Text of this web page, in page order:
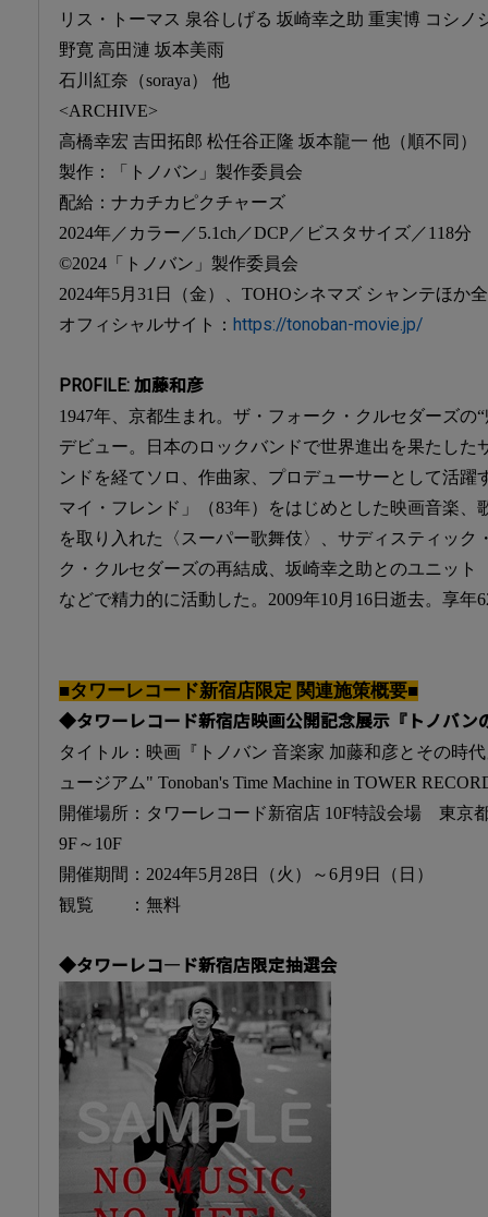
リス・トーマス 泉谷しげる 坂崎幸之助 重実博 コシノ
野寛 高田漣 坂本美雨
石川紅奈（soraya） 他
<ARCHIVE>
高橋幸宏 吉田拓郎 松任谷正隆 坂本龍一 他（順不同）
製作：「トノバン」製作委員会
配給：ナカチカピクチャーズ
2024年／カラー／5.1ch／DCP／ビスタサイズ／118分
©2024「トノバン」製作委員会
2024年5月31日（金）、TOHOシネマズ シャンテほか
オフィシャルサイト： https://tonoban-movie.jp/
PROFILE: 加藤和彦
1947年、京都生まれ。ザ・フォーク・クルセダーズの
デビュー。日本のロックバンドで世界進出を果たした
ンドを経てソロ、作曲家、プロデューサーとして活躍
マイ・フレンド」（83年）をはじめとした映画音楽、
を取り入れた〈スーパー歌舞伎〉、サディスティック
ク・クルセダーズの再結成、坂崎幸之助とのユニッ
などで精力的に活動した。2009年10月16日逝去。享年
■タワーレコード新宿店限定 関連施策概要■
◆タワーレコード新宿店映画公開記念展示『トノバン
タイトル：映画『トノバン 音楽家 加藤和彦とその時
ュージアム" Tonoban's Time Machine in TOWER
開催場所：タワーレコード新宿店 10F特設会場 東京
9F～10F
開催期間：2024年5月28日（火）～6月9日（日）
観覧 ：無料
◆タワーレコ―ド新宿店限定抽選会